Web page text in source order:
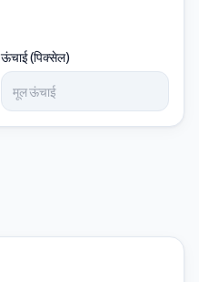
ऊंचाई (पिक्सेल)